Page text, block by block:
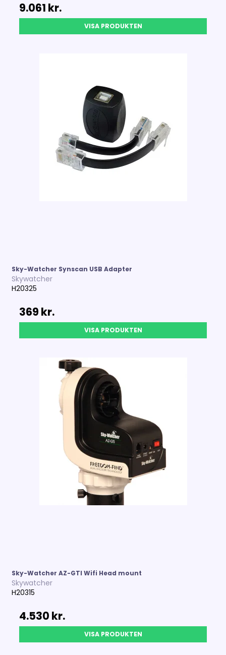
9.061 kr.
VISA PRODUKTEN
Sky-Watcher Synscan USB Adapter
Skywatcher
H20325
369 kr.
VISA PRODUKTEN
Sky-Watcher AZ-GTI Wifi Head mount
Skywatcher
H20315
4.530 kr.
VISA PRODUKTEN